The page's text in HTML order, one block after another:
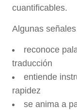
cuantificables.
Algunas
reconoce
traducción
entiende
rapidez
se anima a